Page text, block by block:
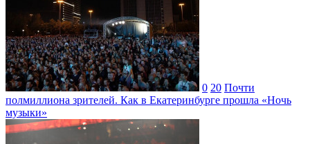
0 20 Почти
полмиллиона зрителей. Как в Екатеринбурге прошла «Ночь
музыки»